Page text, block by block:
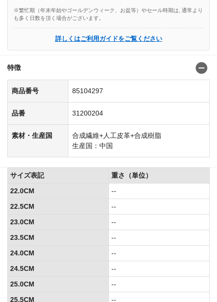
※繁忙期（年末年始やゴールデンウィーク、お盆等）やセール時期は, 通常より
も多く日数を頂く場合がございます。
詳しくはご利用ガイドをご覧ください
特徴
商品番号 85104297
品番 31200204
素材・生産国
合成繊維+人工皮革+合成樹脂
生産国：中国
サイズ表記
重さ（単位）
22.0CM
--
22.5CM
--
23.0CM
--
23.5CM
--
24.0CM
--
24.5CM
--
25.0CM
--
25.5CM
--